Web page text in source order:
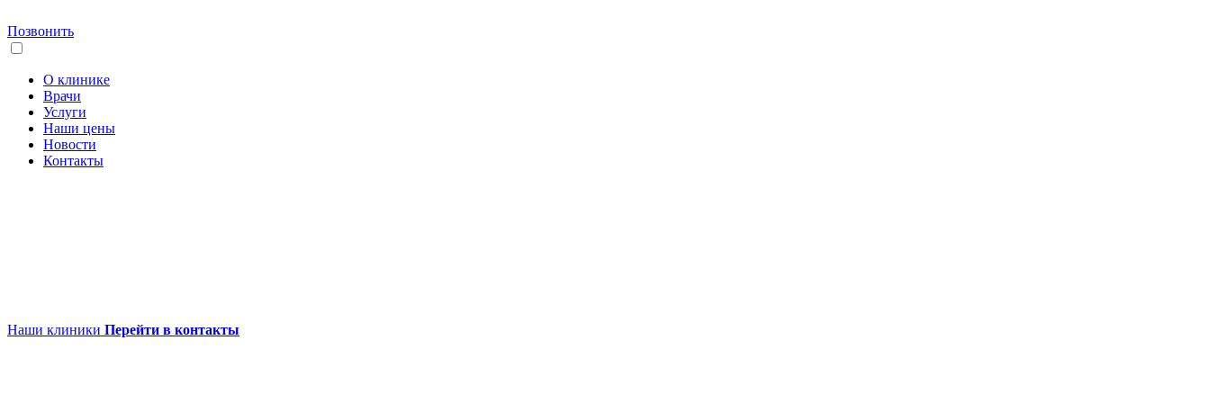
Позвонить
О клинике
Врачи
Услуги
Наши цены
Новости
Контакты
Наши клиники Перейти в контакты